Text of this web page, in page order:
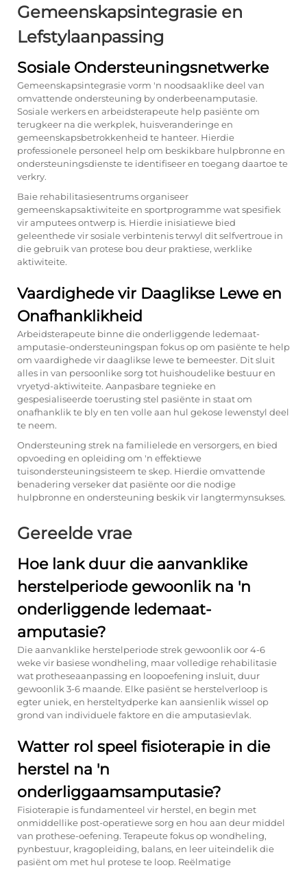
Gemeenskapsintegrasie en
Lefstylaanpassing
Sosiale Ondersteuningsnetwerke
Gemeenskapsintegrasie vorm 'n noodsaaklike deel van
omvattende ondersteuning by onderbeenamputasie.
Sosiale werkers en arbeidsterapeute help pasiënte om
terugkeer na die werkplek, huisveranderinge en
gemeenskapsbetrokkenheid te hanteer. Hierdie
professionele personeel help om beskikbare hulpbronne en
ondersteuningsdienste te identifiseer en toegang daartoe te
verkry.
Baie rehabilitasiesentrums organiseer
gemeenskapsaktiwiteite en sportprogramme wat spesifiek
vir amputees ontwerp is. Hierdie inisiatiewe bied
geleenthede vir sosiale verbintenis terwyl dit selfvertroue in
die gebruik van protese bou deur praktiese, werklike
aktiwiteite.
Vaardighede vir Daaglikse Lewe en
Onafhanklikheid
Arbeidsterapeute binne die onderliggende ledemaat-
amputasie-ondersteuningspan fokus op om pasiënte te help
om vaardighede vir daaglikse lewe te bemeester. Dit sluit
alles in van persoonlike sorg tot huishoudelike bestuur en
vryetyd-aktiwiteite. Aanpasbare tegnieke en
gespesialiseerde toerusting stel pasiënte in staat om
onafhanklik te bly en ten volle aan hul gekose lewenstyl deel
te neem.
Ondersteuning strek na familielede en versorgers, en bied
opvoeding en opleiding om 'n effektiewe
tuisondersteuningsisteem te skep. Hierdie omvattende
benadering verseker dat pasiënte oor die nodige
hulpbronne en ondersteuning beskik vir langtermynsukses.
Gereelde vrae
Hoe lank duur die aanvanklike
herstelperiode gewoonlik na 'n
onderliggende ledemaat-
amputasie?
Die aanvanklike herstelperiode strek gewoonlik oor 4-6
weke vir basiese wondheling, maar volledige rehabilitasie
wat protheseaanpassing en loopoefening insluit, duur
gewoonlik 3-6 maande. Elke pasiënt se herstelverloop is
egter uniek, en hersteltydperke kan aansienlik wissel op
grond van individuele faktore en die amputasievlak.
Watter rol speel fisioterapie in die
herstel na 'n
onderliggaamsamputasie?
Fisioterapie is fundamenteel vir herstel, en begin met
onmiddellike post-operatiewe sorg en hou aan deur middel
van prothese-oefening. Terapeute fokus op wondheling,
pynbestuur, kragopleiding, balans, en leer uiteindelik die
pasiënt om met hul protese te loop. Reëlmatige